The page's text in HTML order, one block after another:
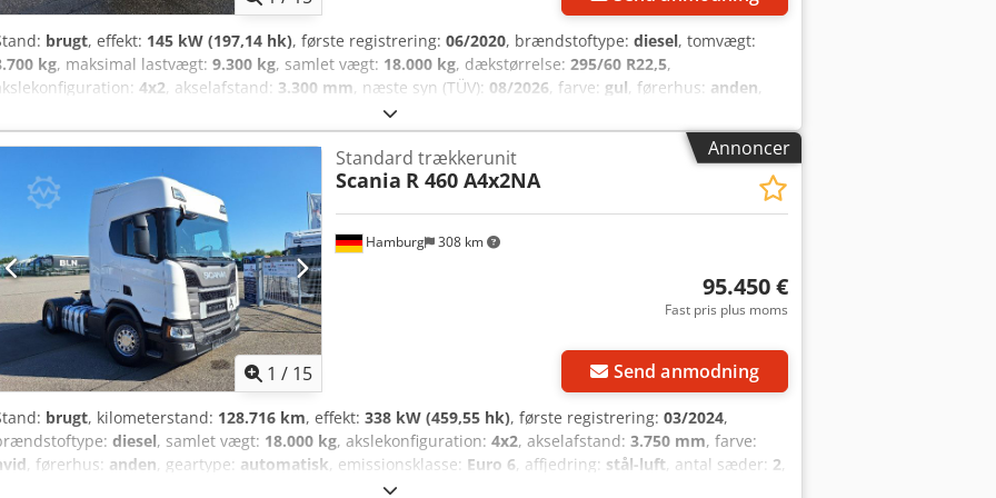
brugt, effekt: 145 kW (197,14 hk), første registrering: 06/2020, brændstoftype: diesel, tomvægt:
kg, maksimal lastvægt: 9.300 kg, samlet vægt: 18.000 kg, dækstørrelse: 295/60 R22,5,
4x2, akselafstand: 3.300 mm, næste syn (TÜV): 08/2026, farve: gul, førerhus: anden,
, antal sæder:
tilladt totalvægt: 18000 kg, dækstørrelse: 295/60 R22.5, 1. aksel: , 2. aksel: , sæder stof, blad-luft
affjedring, højdejusterbar svingskive: hydraulisk, luftaffjedret førersæde, servostyring, elektriske vinduer:
førerside, kantstensspejl, gulvbelægning gummi, affjedret kabine: luftaffjedret, uforpligtende tilbud, fejl
og mellemsalg forbeholdt. Billedet behøver ikke at svare til tilbuddet. Csdpfx Aeyivlgsiloha
Annoncer
1 / 15
Hamburg 308 km
Standard trækkerunit
Scania R 460 A4x2NA
95.450 €
Fast pris plus moms
Send anmodning
brugt, kilometerstand: 128.716 km, effekt: 338 kW (459,55 hk), første registrering: 03/2024,
diesel, samlet vægt: 18.000 kg, akslekonfiguration: 4x2, akselafstand: 3.750 mm, farve:
, førerhus: anden, geartype: automatisk, emissionsklasse: Euro 6, affjedring: stål-luft, antal sæder: 2,
ABS, differentialespær, fartpilot, klimaanlæg, parkeringsvarmer